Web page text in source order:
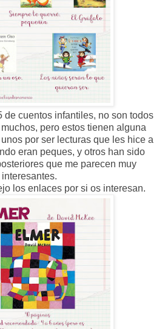
de cuentos infantiles, no son todos
pero estos tienen alguna
por ser lecturas que les hice a
eran peques, y otros han sido
que me parecen muy
interesantes.
los enlaces por si os interesan.